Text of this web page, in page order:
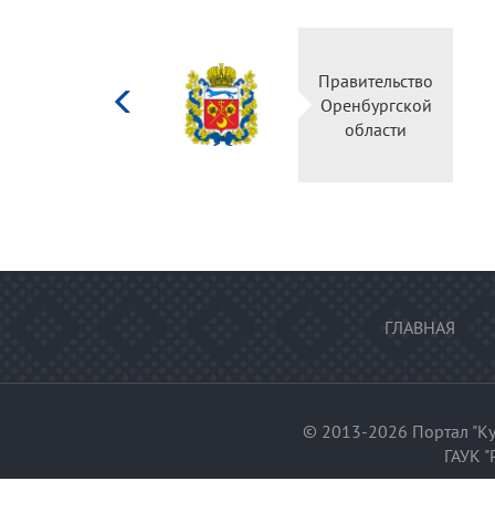
Правительство
Оренбургской
области
ГЛАВНАЯ
© 2013-2026 Портал
ГАУК